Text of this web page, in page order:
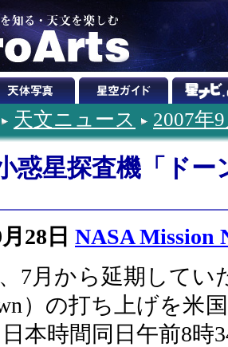
天文ニュース 2007年
惑星探査機「ド
28日 NASA Mission
7月から延期してい
）の打ち上げを米
本時間同日午前8時